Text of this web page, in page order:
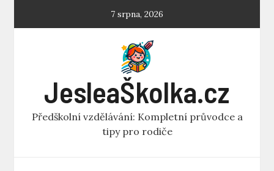
7 srpna, 2026
JesleaŠkolka.cz
Předškolní vzdělávání: Kompletní průvodce a
tipy pro rodiče